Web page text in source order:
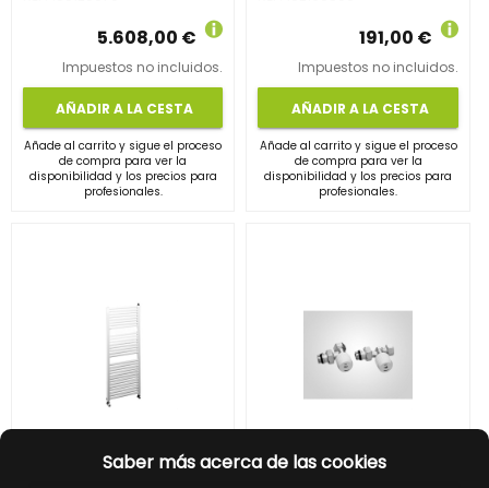
Saber más acerca de las cookies
5.608,00 €
Impuestos no incluidos.
AÑADIR A LA CESTA
Añade al carrito y sigue el proceso
de compra para ver la
disponibilidad y los precios para
profesionales.
191,00 €
Impuestos no incluidos.
AÑADIR A LA CESTA
Añade al carrito y sigue el proceso
de compra para ver la
disponibilidad y los precios para
profesionales.
RADIADOR PARA BAÑO HO 45/1200 550Kcal/h